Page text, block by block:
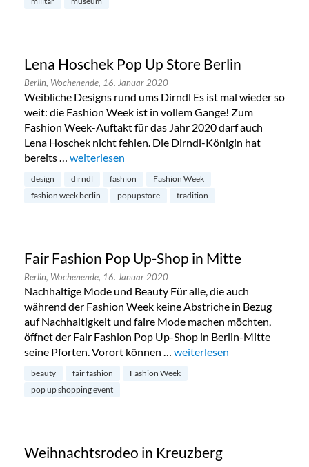
Lena Hoschek Pop Up Store Berlin
Berlin, Wochenende, 16. Januar 2020
Weibliche Designs rund ums Dirndl Es ist mal wieder so
weit: die Fashion Week ist in vollem Gange! Zum
Fashion Week-Auftakt für das Jahr 2020 darf auch
Lena Hoschek nicht fehlen. Die Dirndl-Königin hat
bereits … „Lena Hoschek Pop Up Store Berlin“
weiterlesen
design dirndl fashion
Fashion Week
fashion week berlin
popupstore tradition
Fair Fashion Pop Up-Shop in Mitte
Berlin, Wochenende, 16. Januar 2020
Nachhaltige Mode und Beauty Für alle, die auch
während der Fashion Week keine Abstriche in Bezug
auf Nachhaltigkeit und faire Mode machen möchten,
öffnet der Fair Fashion Pop Up-Shop in Berlin-Mitte
seine Pforten. Vorort können … „Fair Fashion Pop Up-Shop
weiterlesen
beauty fair fashion
Fashion Week
pop up shopping event
Weihnachtsrodeo in Kreuzberg